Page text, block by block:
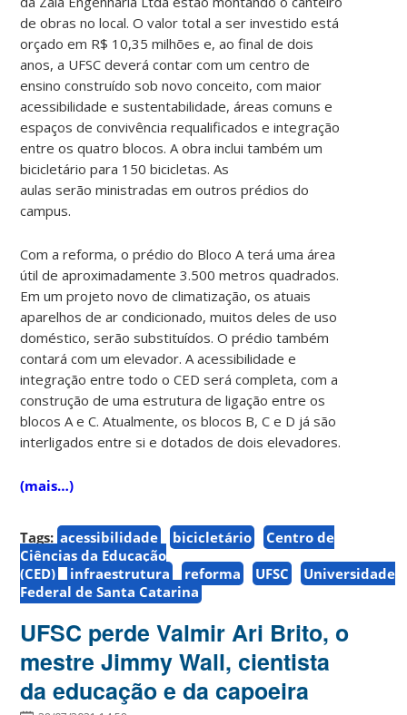
de obras no local. O valor total a ser investido está
orçado em R$ 10,35 milhões e, ao final de dois
anos, a UFSC deverá contar com um centro de
ensino construído sob novo conceito, com maior
acessibilidade e sustentabilidade, áreas comuns e
espaços de convivência requalificados e integração
entre os quatro blocos. A obra inclui também um
bicicletário para 150 bicicletas. As
aulas serão ministradas em outros prédios do
campus.
Com a reforma, o prédio do Bloco A terá uma área
útil de aproximadamente 3.500 metros quadrados.
Em um projeto novo de climatização, os atuais
aparelhos de ar condicionado, muitos deles de uso
doméstico, serão substituídos. O prédio também
contará com um elevador. A acessibilidade e
integração entre todo o CED será completa, com a
construção de uma estrutura de ligação entre os
blocos A e C. Atualmente, os blocos B, C e D já são
interligados entre si e dotados de dois elevadores.
(mais…)
Tags: acessibilidade bicicletário
Centro de
Ciências da Educação
(CED)
infraestrutura reforma UFSC
Universidade
Federal de Santa Catarina
UFSC perde Valmir Ari Brito, o
mestre Jimmy Wall, cientista
da educação e da capoeira